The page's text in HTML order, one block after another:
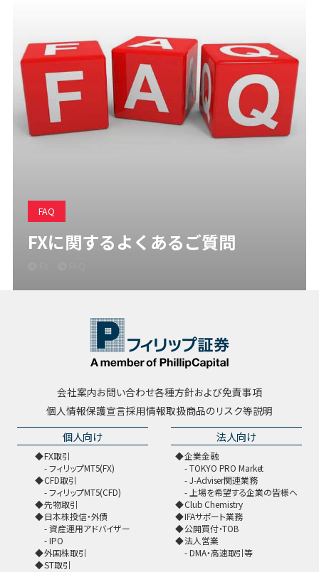
FAQ
FXに関するよくあるご質問
会社案内お問い合わせ各種方針および免責事項
個人情報保護宣言採用情報取扱商品のリスク等説明
個人向け
FX取引
フィリップMT5(FX)
CFD取引
フィリップMT5(CFD)
先物取引
日本株投信・外債
資産運用アドバイザー
IPO
外国株取引
ST取引
法人向け
企業金融
TOKYO PRO Market
J-Adviser関連業務
上場を希望する企業の皆様へ
Club Chemistry
IFAサポート業務
公開買付・TOB
法人営業
DMA・高速取引等